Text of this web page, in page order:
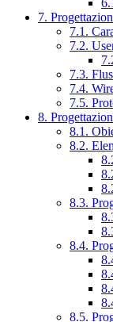
7.
7.1.
7.2.
7.3.
7.4.
7.5.
8.
8.1.
8.2.
8.3.
8.4.
8.5.